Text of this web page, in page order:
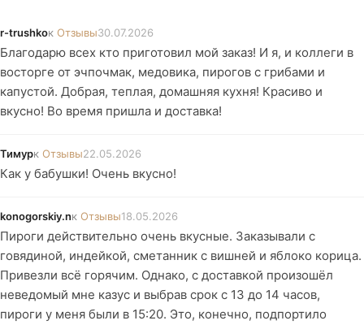
r-trushkoк Отзывы30.07.2026
Благодарю всех кто приготовил мой заказ! И я, и коллеги в
восторге от эчпочмак, медовика, пирогов с грибами и
капустой. Добрая, теплая, домашняя кухня! Красиво и
вкусно! Во время пришла и доставка!
Тимурк Отзывы22.05.2026
Как у бабушки! Очень вкусно!
konogorskiy.nк Отзывы18.05.2026
Пироги действительно очень вкусные. Заказывали с
говядиной, индейкой, сметанник с вишней и яблоко корица.
Привезли всё горячим. Однако, с доставкой произошёл
неведомый мне казус и выбрав срок с 13 до 14 часов,
пироги у меня были в 15:20. Это, конечно, подпортило